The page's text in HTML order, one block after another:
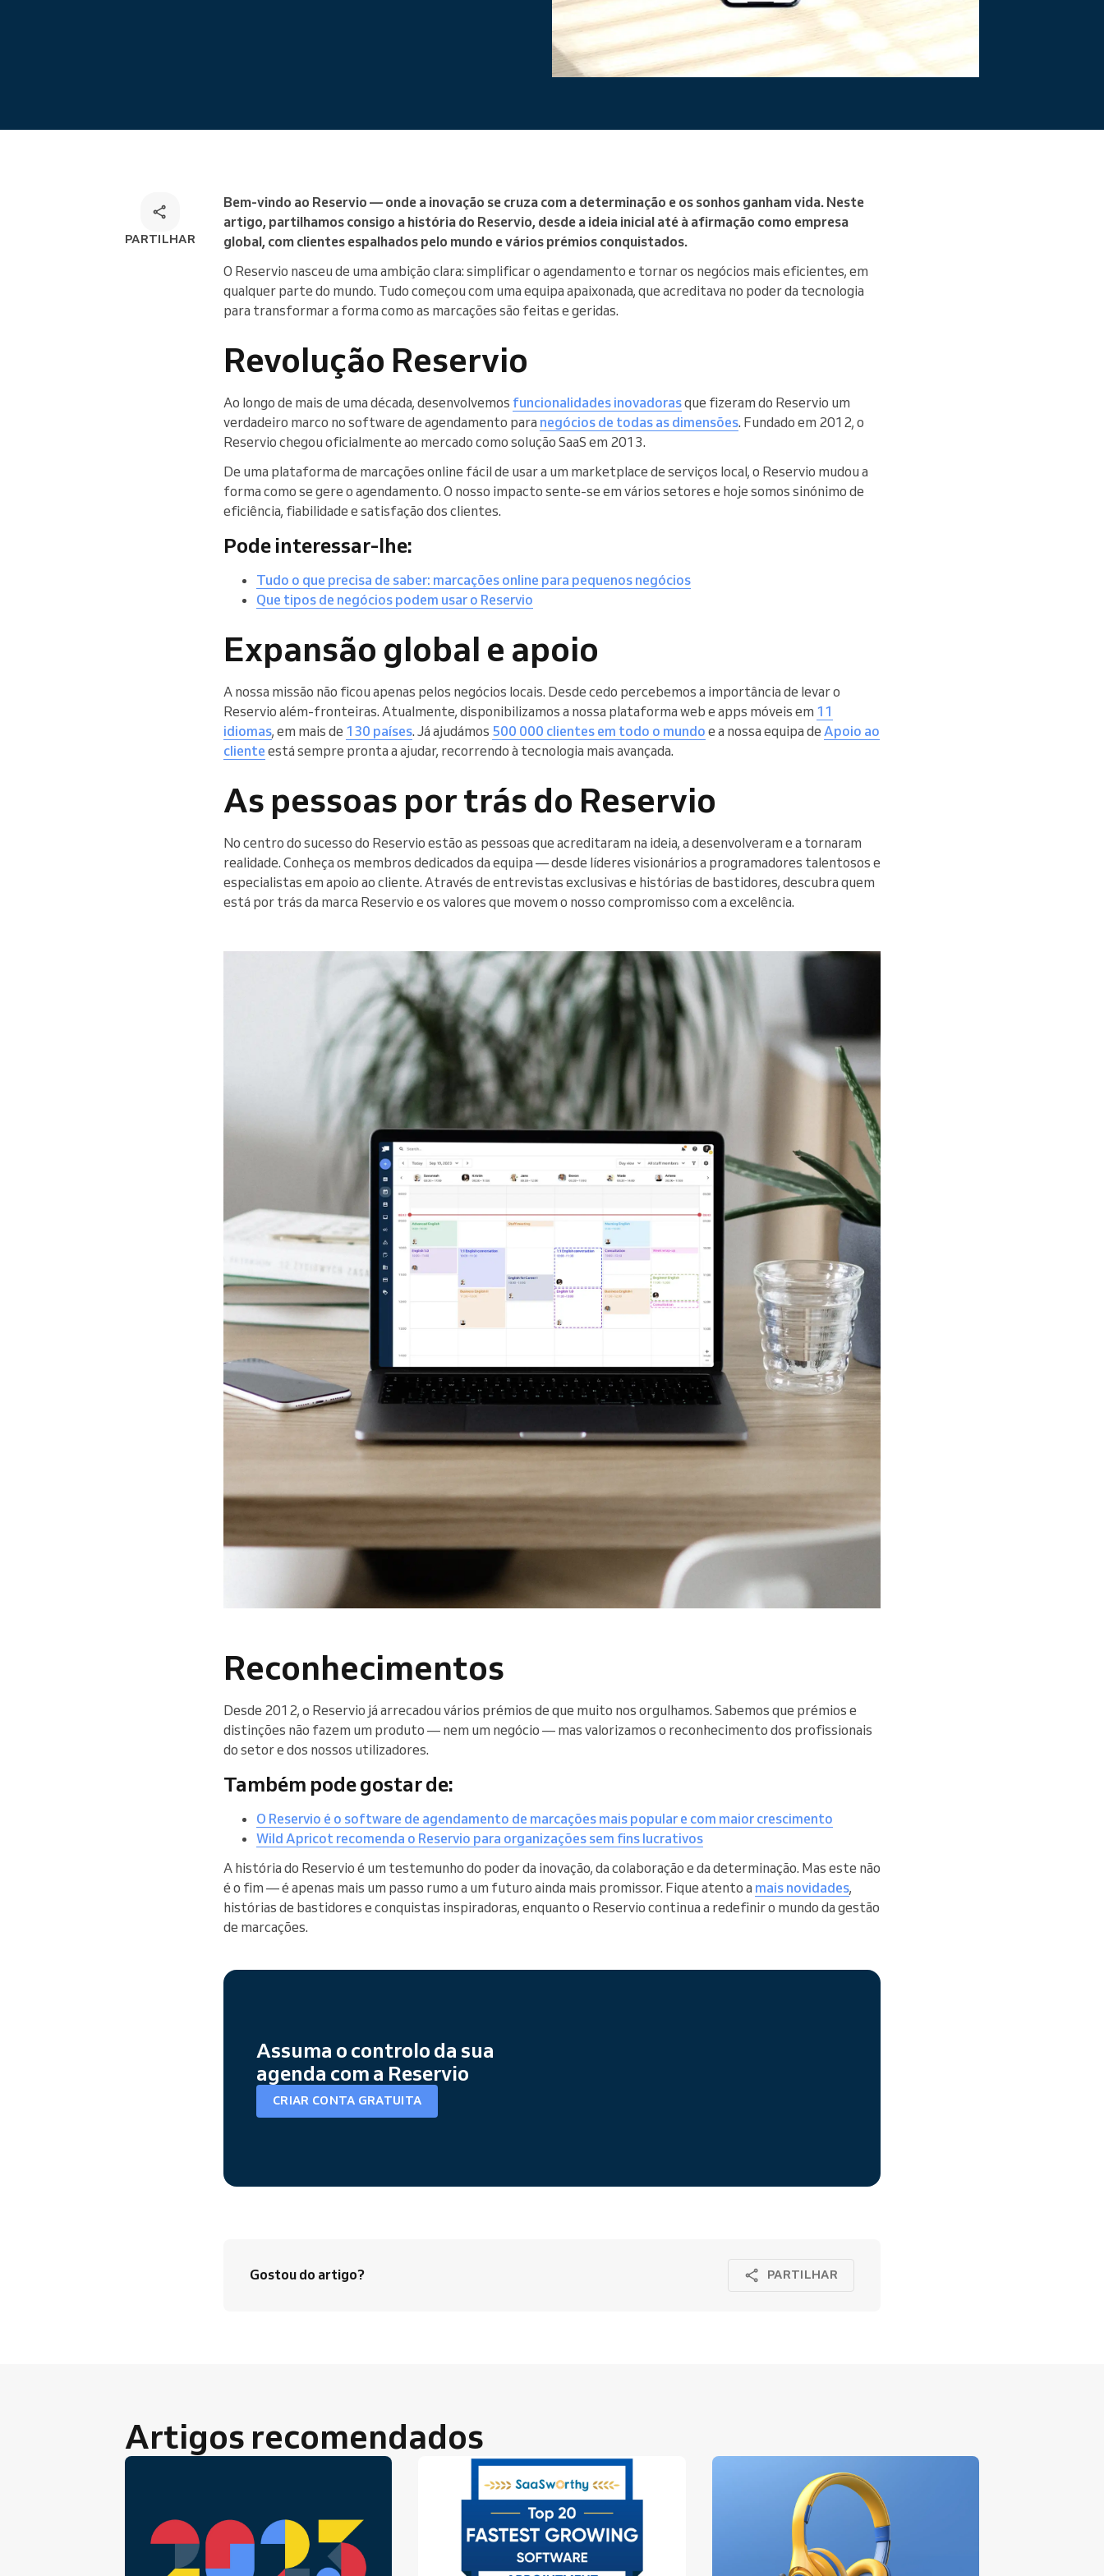
Ler mais
PARTILHAR
Bem-vindo ao Reservio — onde a inovação se cruza com a determinação e os sonhos ganham vida. Neste
artigo, partilhamos consigo a história do Reservio, desde a ideia inicial até à afirmação como empresa
global, com clientes espalhados pelo mundo e vários prémios conquistados.
O Reservio nasceu de uma ambição clara: simplificar o agendamento e tornar os negócios mais eficientes, em
qualquer parte do mundo. Tudo começou com uma equipa apaixonada, que acreditava no poder da tecnologia
para transformar a forma como as marcações são feitas e geridas.
Revolução Reservio
Ao longo de mais de uma década, desenvolvemos funcionalidades inovadorasque fizeram do Reservio um
verdadeiro marco no software de agendamento para negócios de todas as dimensões. Fundado em 2012, o
Reservio chegou oficialmente ao mercado como solução SaaS em 2013.
De uma plataforma de marcações online fácil de usar a um marketplace de serviços local, o Reservio mudou a
forma como se gere o agendamento. O nosso impacto sente-se em vários setores e hoje somos sinónimo de
eficiência, fiabilidade e satisfação dos clientes.
Pode interessar-lhe:
Tudo o que precisa de saber: marcações online para pequenos negócios
Que tipos de negócios podem usar o Reservio
Expansão global e apoio
A nossa missão não ficou apenas pelos negócios locais. Desde cedo percebemos a importância de levar o
Reservio além-fronteiras. Atualmente, disponibilizamos a nossa plataforma web e apps móveis em 11
idiomas, em mais de 130 países. Já ajudámos 500 000 clientes em todo o mundo e a nossa equipa de Apoio ao
cliente está sempre pronta a ajudar, recorrendo à tecnologia mais avançada.
As pessoas por trás do Reservio
No centro do sucesso do Reservio estão as pessoas que acreditaram na ideia, a desenvolveram e a tornaram
realidade. Conheça os membros dedicados da equipa — desde líderes visionários a programadores talentosos e
especialistas em apoio ao cliente. Através de entrevistas exclusivas e histórias de bastidores, descubra quem
está por trás da marca Reservio e os valores que movem o nosso compromisso com a excelência.
Reconhecimentos
Desde 2012, o Reservio já arrecadou vários prémios de que muito nos orgulhamos. Sabemos que prémios e
distinções não fazem um produto — nem um negócio — mas valorizamos o reconhecimento dos profissionais
do setor e dos nossos utilizadores.
Também pode gostar de:
O Reservio é o software de agendamento de marcações mais popular e com maior crescimento
Wild Apricot recomenda o Reservio para organizações sem fins lucrativos
A história do Reservio é um testemunho do poder da inovação, da colaboração e da determinação. Mas este não
é o fim — é apenas mais um passo rumo a um futuro ainda mais promissor. Fique atento a mais novidades,
histórias de bastidores e conquistas inspiradoras, enquanto o Reservio continua a redefinir o mundo da gestão
de marcações.
Assuma o controlo da sua
agenda com a Reservio
CRIAR CONTA GRATUITA
Gostou do artigo? PARTILHAR
Artigos recomendados